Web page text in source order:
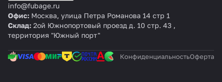
info@fubage.ru
Офис: Москва, улица Петра Романова 14 стр 1
Склад: 2ой Южнопортовый проезд д. 10 стр. 43 ,
территория "Южный порт"
КонфиденциальностьОферта